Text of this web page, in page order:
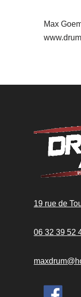
Max
19 rue de
06 32 39 52